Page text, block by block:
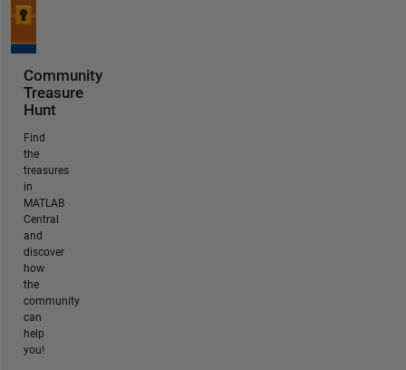
Community
Treasure
Hunt
Find
the
treasures
in
MATLAB
Central
and
discover
how
the
community
can
help
you!